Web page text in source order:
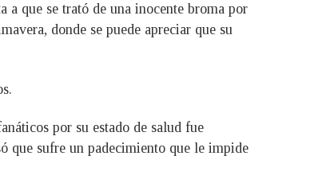
a que se trató de una inocente broma por
donde se puede apreciar que su
por su estado de salud fue
que sufre un padecimiento que le impide